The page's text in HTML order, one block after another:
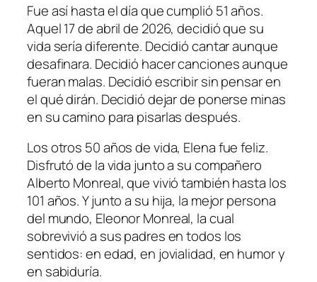
Fue así hasta el día que cumplió 51 años.
Aquel 17 de abril de 2026, decidió que su
vida sería diferente. Decidió cantar aunque
desafinara. Decidió hacer canciones aunque
fueran malas. Decidió escribir sin pensar en
el qué dirán. Decidió dejar de ponerse minas
en su camino para pisarlas después.
Los otros 50 años de vida, Elena fue feliz.
Disfrutó de la vida junto a su compañero
Alberto Monreal, que vivió también hasta los
101 años. Y junto a su hija, la mejor persona
del mundo, Eleonor Monreal, la cual
sobrevivió a sus padres en todos los
sentidos: en edad, en jovialidad, en humor y
en sabiduría.